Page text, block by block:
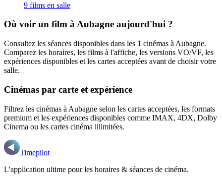
9 films en salle
Où voir un film à Aubagne aujourd'hui ?
Consultez les séances disponibles dans les 1 cinémas à Aubagne.
Comparez les horaires, les films à l'affiche, les versions VO/VF, les
expériences disponibles et les cartes acceptées avant de choisir votre
salle.
Cinémas par carte et expérience
Filtrez les cinémas à Aubagne selon les cartes acceptées, les formats
premium et les expériences disponibles comme IMAX, 4DX, Dolby
Cinema ou les cartes cinéma illimitées.
Timepilot
L'application ultime pour les horaires & séances de cinéma.